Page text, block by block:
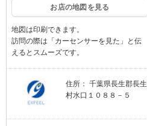
お店の地図を見る
地図は印刷できます。
訪問の際は「カーセンサーを見た」と伝
えるとスムーズです。
住所： 千葉県長生郡長生
村水口１０８８－５